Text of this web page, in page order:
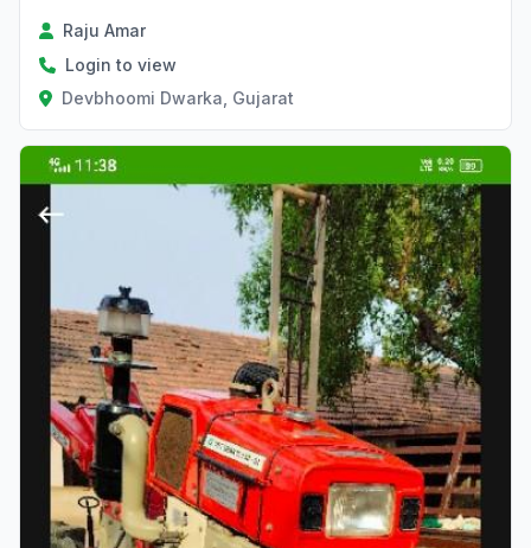
Raju Amar
Login to view
Devbhoomi Dwarka, Gujarat